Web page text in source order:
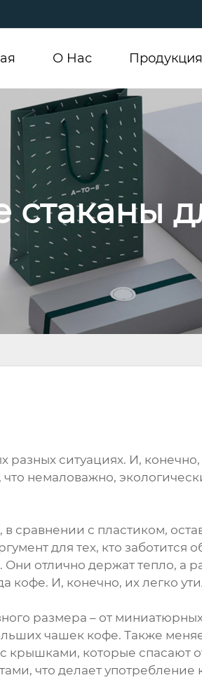
О Hас Продукция
разных ситуациях. И,
немаловажно,
сравнении с пластиком,
для тех, кто
отлично держат тепло, а
кофе. И, конечно, их легко
размера – от
чашек кофе. Также
с крышками, которые
что делает